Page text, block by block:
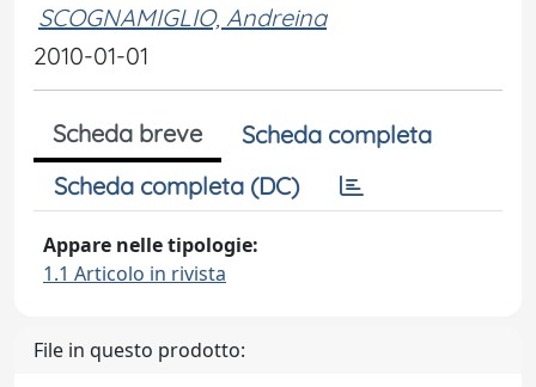
SCOGNAMIGLIO, Andreina
2010-01-01
Scheda breve
Scheda completa
Scheda completa (DC)
Appare nelle tipologie:
1.1 Articolo in rivista
File in questo prodotto: